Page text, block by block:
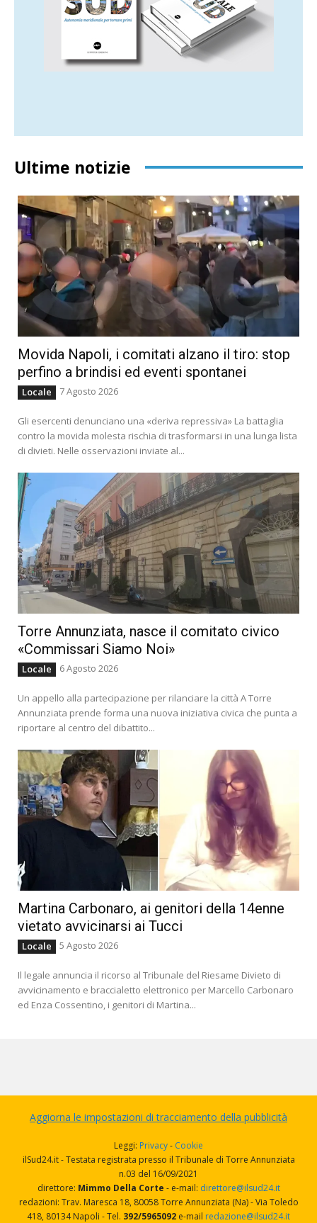
Ultime notizie
Movida Napoli, i comitati alzano il tiro: stop
perfino a brindisi ed eventi spontanei
Locale 7 Agosto 2026
Gli esercenti denunciano una «deriva repressiva» La battaglia
contro la movida molesta rischia di trasformarsi in una lunga lista
di divieti. Nelle osservazioni inviate al...
Torre Annunziata, nasce il comitato civico
«Commissari Siamo Noi»
Locale 6 Agosto 2026
Un appello alla partecipazione per rilanciare la città A Torre
Annunziata prende forma una nuova iniziativa civica che punta a
riportare al centro del dibattito...
Martina Carbonaro, ai genitori della 14enne
vietato avvicinarsi ai Tucci
Locale 5 Agosto 2026
Il legale annuncia il ricorso al Tribunale del Riesame Divieto di
avvicinamento e braccialetto elettronico per Marcello Carbonaro
ed Enza Cossentino, i genitori di Martina...
Aggiorna le impostazioni di tracciamento della pubblicità
Leggi: Privacy- Cookie
ilSud24.it - Testata registrata presso il Tribunale di Torre Annunziata
n.03 del 16/09/2021
direttore: Mimmo Della Corte - e-mail: direttore@ilsud24.it
redazioni: Trav. Maresca 18, 80058 Torre Annunziata (Na) - Via Toledo
418, 80134 Napoli - Tel. 392/5965092 e-mail redazione@ilsud24.it